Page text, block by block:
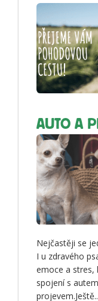
AUTO A
Nejčastěji se
I u zdravého
emoce a stres,
spojení s